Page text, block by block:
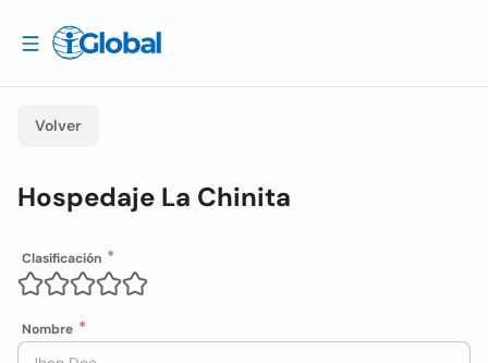
Volver
Hospedaje La Chinita
Clasificación
Nombre